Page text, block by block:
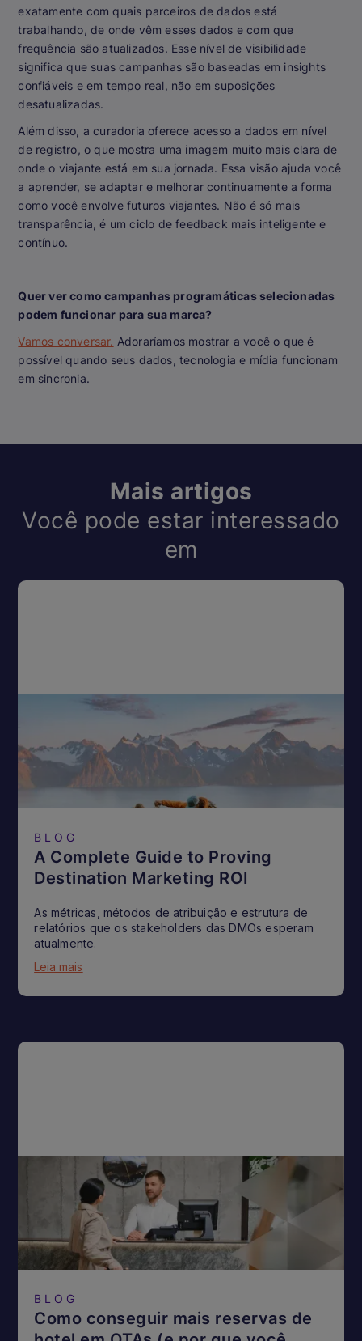
exatamente com quais parceiros de dados está
trabalhando, de onde vêm esses dados e com que
frequência são atualizados. Esse nível de visibilidade
significa que suas campanhas são baseadas em insights
confiáveis e em tempo real, não em suposições
desatualizadas.
Além disso, a curadoria oferece acesso a dados em nível
de registro, o que mostra uma imagem muito mais clara de
onde o viajante está em sua jornada. Essa visão ajuda você
a aprender, se adaptar e melhorar continuamente a forma
como você envolve futuros viajantes. Não é só mais
transparência, é um ciclo de feedback mais inteligente e
contínuo.
Quer ver como campanhas programáticas selecionadas
podem funcionar para sua marca?
Vamos conversar. Adoraríamos mostrar a você o que é
possível quando seus dados, tecnologia e mídia funcionam
em sincronia.
Mais artigos
Você pode estar interessado
em
BLOG
A Complete Guide to Proving
Destination Marketing ROI
As métricas, métodos de atribuição e estrutura de
relatórios que os stakeholders das DMOs esperam
atualmente.
Leia mais
BLOG
Como conseguir mais reservas de